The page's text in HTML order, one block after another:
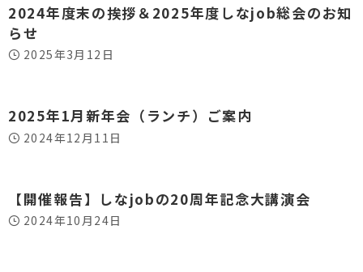
2024年度末の挨拶＆2025年度しなjob総会のお知
らせ
2025年3月12日
2025年1月新年会（ランチ）ご案内
2024年12月11日
【開催報告】しなjobの20周年記念大講演会
2024年10月24日